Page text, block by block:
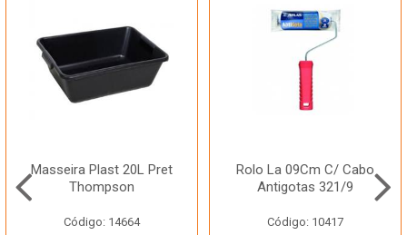
Masseira Plast 20L Pret
Thompson
Código: 14664
Rolo La 09Cm C/ Cabo
Antigotas 321/9
Código: 10417